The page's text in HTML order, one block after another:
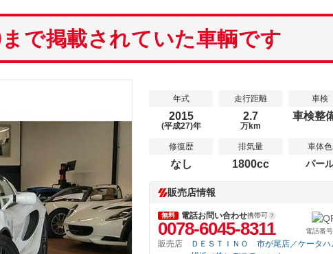
で掲載されていた車輌です
年式
2015
(平成27)年
走行距離
2.7
万km
車検
車検整
修復歴
なし
排気量
1800cc
車体色
パー
販売店情報
無料 電話お問い合わせ携帯可
0078-6045-8311 電話番
販売店
ＤＥＳＴＩＮＯ 市が尾店／ケータハ